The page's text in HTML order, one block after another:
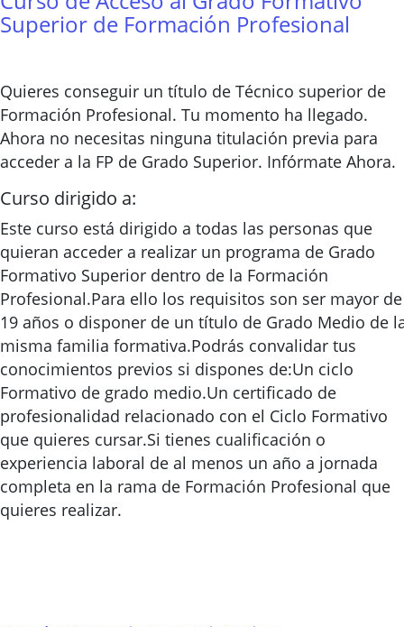
Superior de Formación Profesional
Quieres conseguir un título de Técnico superior de
Formación Profesional. Tu momento ha llegado.
Ahora no necesitas ninguna titulación previa para
acceder a la FP de Grado Superior. Infórmate Ahora.
Curso dirigido a:
Este curso está dirigido a todas las personas que
quieran acceder a realizar un programa de Grado
Formativo Superior dentro de la Formación
Profesional.Para ello los requisitos son ser mayor de
19 años o disponer de un título de Grado Medio de
misma familia formativa.Podrás convalidar tus
conocimientos previos si dispones de:Un ciclo
Formativo de grado medio.Un certificado de
profesionalidad relacionado con el Ciclo Formativo
que quieres cursar.Si tienes cualificación o
experiencia laboral de al menos un año a jornada
completa en la rama de Formación Profesional que
quieres realizar.